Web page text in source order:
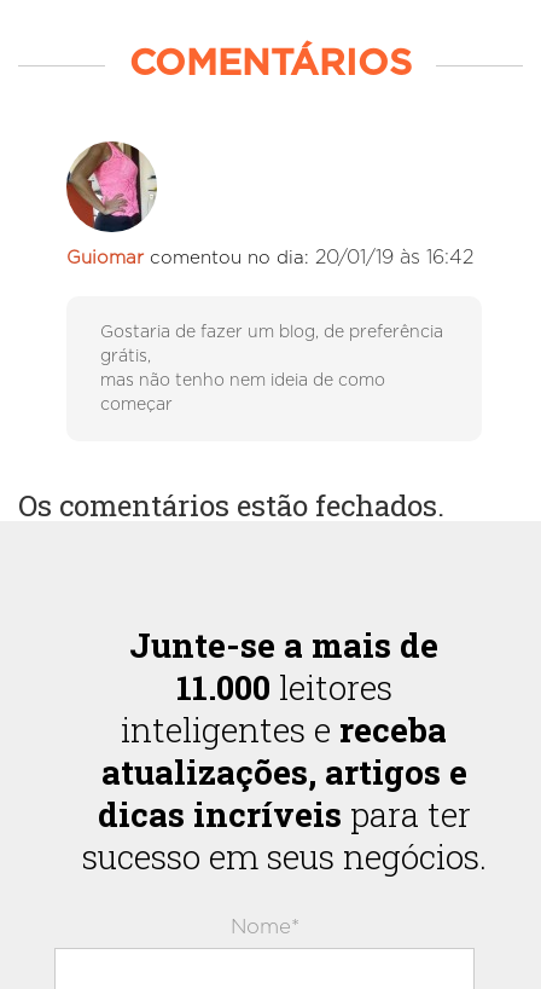
COMENTÁRIOS
Guiomar comentou no dia: 20/01/19 às 16:42
Gostaria de fazer um blog, de preferência
grátis,
mas não tenho nem ideia de como
começar
Os comentários estão fechados.
Junte-se a mais de
11.000 leitores
inteligentes e receba
atualizações, artigos e
dicas incríveis para ter
sucesso em seus negócios.
Nome*